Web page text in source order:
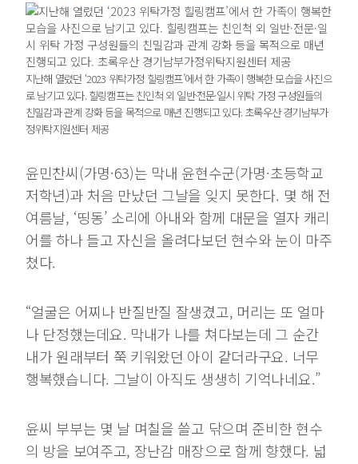
지난해 열렸던 ‘2023 위탁가정 힐링캠프’에서 한 가족이 행복한 모습을 사진으
로 남기고 있다.힐링캠프는 친인척 외 일반·전문·일시 위탁 가정 구성원들의
친밀감과 관계 강화 등을 목적으로 매년 진행되고 있다. 초록우산 경기남부가
정위탁지원센터 제공
윤민찬씨(가명·63)는 막내 윤현수군(가명·초등학교
저학년)과 처음 만났던 그날을 잊지 못한다. 몇 해 전
여름날, ‘띵동’ 소리에 아내와 함께 대문을 열자 캐리
어를 하나 들고 자신을 올려다보던 현수와 눈이 마주
쳤다.
“얼굴은 어찌나 반질반질 잘생겼고, 머리는 또 얼마
나 단정했는데요. 막내가 나를 쳐다보는데 그 순간
내가 원래부터 쭉 키워왔던 아이 같더라구요. 너무
행복했습니다. 그날이 아직도 생생히 기억나네요.”
윤씨 부부는 몇 날 며칠을 쓸고 닦으며 준비한 현수
의 방을 보여주고, 장난감 매장으로 함께 향했다. 넓